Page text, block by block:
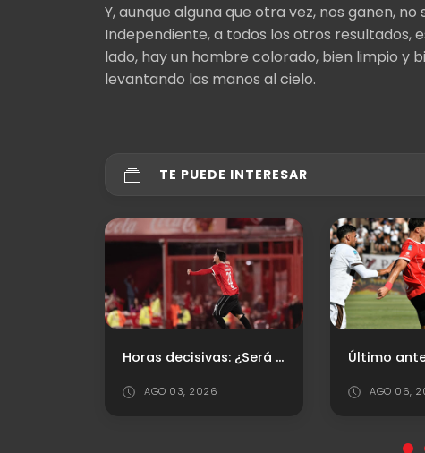
Y, aunque alguna que otra vez, nos ganen,
Independiente, a todos los otros resultados,
lado, hay un hombre colorado, bien limpio y
levantando las manos al cielo.
TE PUEDE INTERESAR
Horas decisivas: ¿Será el último partido de Kevin Lomónaco en el Rojo?
AGO 03, 2026 AGO 06,